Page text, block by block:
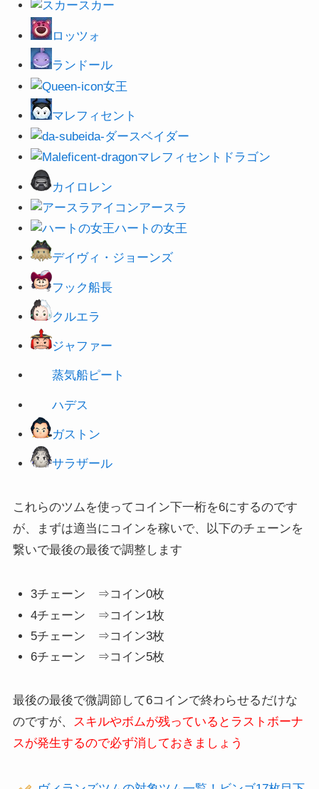
スカー
ロッツォ
ランドール
女王
マレフィセント
ダースベイダー
マレフィセントドラゴン
カイロレン
アースラ
ハートの女王
デイヴィ・ジョーンズ
フック船長
クルエラ
ジャファー
蒸気船ピート
ハデス
ガストン
サラザール
これらのツムを使ってコイン下一桁を6にするのです
が、まずは適当にコインを稼いで、以下のチェーンを
繋いで最後の最後で調整します
3チェーン ⇒コイン0枚
4チェーン ⇒コイン1枚
5チェーン ⇒コイン3枚
6チェーン ⇒コイン5枚
最後の最後で微調節して6コインで終わらせるだけな
のですが、 スキルやボムが残っているとラストボーナ
スが発生するので必ず消しておきましょう